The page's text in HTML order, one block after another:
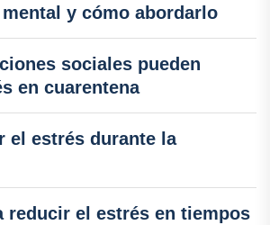
y cómo abordarlo
sociales pueden
en cuarentena
el estrés durante la
reducir el estrés en tiempos